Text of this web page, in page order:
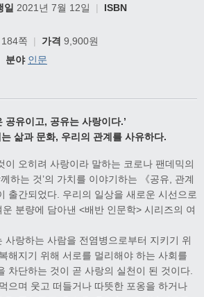
일 2021년 7월 12일 |
ISBN
쪽 | 가격 9,900원
분야 인문
공유이고, 공유는 사랑이다.’
삶과 문화, 우리의 관계를 사유하다.
이 오히려 사랑이라 말하는 코로나 팬데믹의
하는 것’의 가치를 이야기하는 《공유, 관계
출간되었다. 우리의 일상을 새로운 시선으로
분량에 담아낸 <배반 인문학> 시리즈의 여
사랑하는 사람을 전염병으로부터 지키기 위
해지기 위해 서로를 멀리해야 하는 사회를
차단하는 것이 곧 사랑의 실천이 된 것이다.
으며 웃고 떠들거나 따뜻한 포옹을 하거나